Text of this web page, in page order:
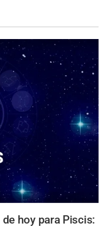
hoy para Piscis: